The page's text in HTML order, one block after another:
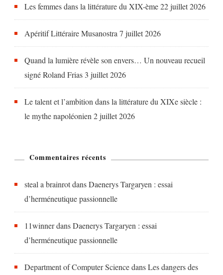
Les femmes dans la littérature du XIX-ème22 juillet 2026
Apéritif Littéraire Musanostra 7 juillet 2026
Quand la lumière révèle son envers… Un nouveau recueil
signé Roland Frias 3 juillet 2026
Le talent et l’ambition dans la littérature du XIXe siècle :
le mythe napoléonien 2 juillet 2026
Commentaires récents
steal a brainrotdansDaenerys Targaryen : essai
d’herméneutique passionnelle
11winnerdansDaenerys Targaryen : essai
d’herméneutique passionnelle
Department of Computer SciencedansLes dangers des